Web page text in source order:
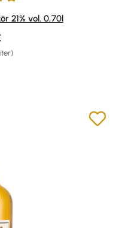
von 5 Sternen
21% vol. 0,70l
Preis: